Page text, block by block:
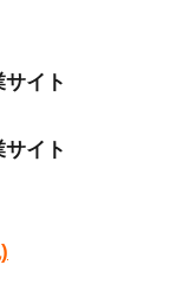
イト
イト